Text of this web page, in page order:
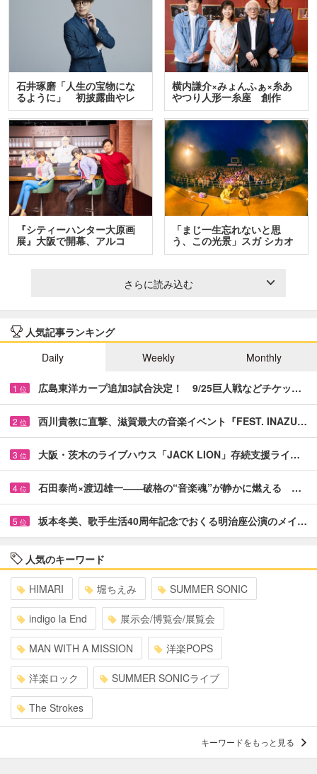
石井琢磨「人生の宝物にな
るように」 初披露曲やレ
ア…
横内謙介×みょんふぁ×糸あ
やつり人形一糸座 創作
人…
『シティーハンター大原画
展』大阪で開幕、アルコ
＆…
「まじ一生忘れないと思
う、この光景」スガ シカオ
と…
さらに読み込む
人気記事ランキング
Daily
Weekly Monthly
1 位 広島東洋カープ追加3試合決定！ 9/25巨人戦などチケッ…
2 位 西川貴教に直撃、滋賀最大の音楽イベント『FEST. INAZU…
3 位 大阪・茨木のライブハウス「JACK LION」存続支援ライ…
4 位 石田泰尚×渡辺雄一――破格の“音楽魂”が静かに燃える …
5 位 坂本冬美、歌手生活40周年記念でおくる明治座公演のメイ…
人気のキーワード
HIMARI 堀ちえみ SUMMER SONIC
indigo la End 展示会/博覧会/展覧会
MAN WITH A MISSION 洋楽POPS
洋楽ロック SUMMER SONICライブ
The Strokes
キーワードをもっと見る